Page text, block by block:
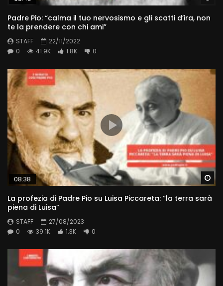
Padre Pio: “calma il tuo nervosismo e gli scatti d’ira, non
te la prendere con chi ami”
STAFF
22/11/2022
0
41.9K 1.8K 0
08:38
La profezia di Padre Pio su Luisa Piccareta: “la terra sarà
piena di Luisa”
STAFF
27/08/2023
0
39.1K 1.3K 0